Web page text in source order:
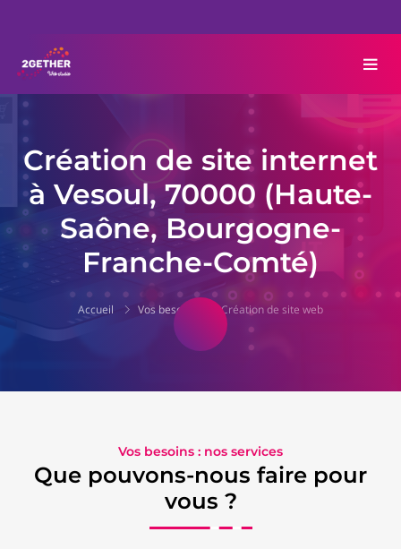
Création de site internet
à Vesoul, 70000 (Haute-
Saône, Bourgogne-
Franche-Comté)
Accueil Vos besoins Création de site web
Vos besoins : nos services
Que pouvons-nous faire pour
vous ?